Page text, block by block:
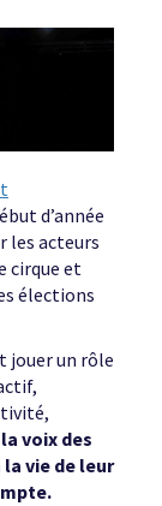
d’année
les acteurs
cirque et
élections
jouer un rôle
voix des
vie de leur